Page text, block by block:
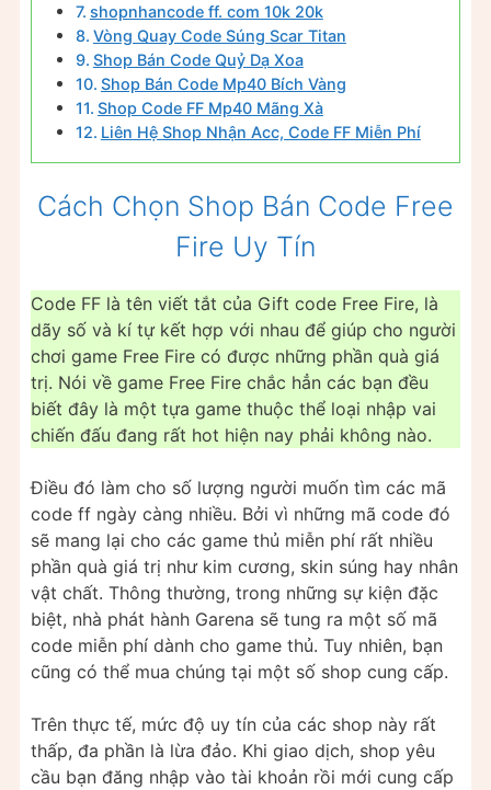
shopnhancode ff. com 10k 20k
Vòng Quay Code Súng Scar Titan
Shop Bán Code Quỷ Dạ Xoa
Shop Bán Code Mp40 Bích Vàng
Shop Code FF Mp40 Mãng Xà
Liên Hệ Shop Nhận Acc, Code FF Miễn Phí
Cách Chọn Shop Bán Code Free
Fire Uy Tín
Code FF là tên viết tắt của Gift code Free Fire, là
dãy số và kí tự kết hợp với nhau để giúp cho người
chơi game Free Fire có được những phần quà giá
trị. Nói về game Free Fire chắc hẳn các bạn đều
biết đây là một tựa game thuộc thể loại nhập vai
chiến đấu đang rất hot hiện nay phải không nào.
Điều đó làm cho số lượng người muốn tìm các mã
code ff ngày càng nhiều. Bởi vì những mã code đó
sẽ mang lại cho các game thủ miễn phí rất nhiều
phần quà giá trị như kim cương, skin súng hay nhân
vật chất. Thông thường, trong những sự kiện đặc
biệt, nhà phát hành Garena sẽ tung ra một số mã
code miễn phí dành cho game thủ. Tuy nhiên, bạn
cũng có thể mua chúng tại một số shop cung cấp.
Trên thực tế, mức độ uy tín của các shop này rất
thấp, đa phần là lừa đảo. Khi giao dịch, shop yêu
cầu bạn đăng nhập vào tài khoản rồi mới cung cấp